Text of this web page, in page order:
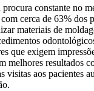
constante no
cerca de 63% dos
materiais de
que exigem
melhores resultados
visitas aos pacientes